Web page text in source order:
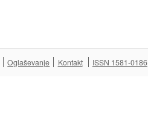
Oglaševanje Kontakt ISSN 1581-0186